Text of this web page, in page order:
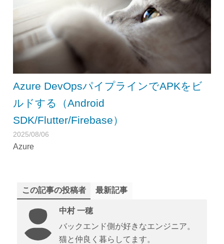
Azure DevOpsパイプラインでAPKをビ
ルドする（Android
SDK/Flutter/Firebase）
2025/08/06
Azure
この記事の投稿者 最新記事
中村 一穂
バックエンド側が好きなエンジニア。
猫と仲良く暮らしてます。